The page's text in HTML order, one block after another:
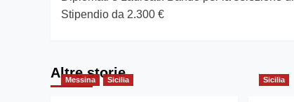
Stipendio da 2.300 €
Altre storie
Messina Sicilia Sicilia